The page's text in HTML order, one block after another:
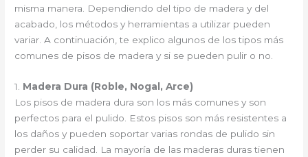
misma manera. Dependiendo del tipo de madera y del
acabado, los métodos y herramientas a utilizar pueden
variar. A continuación, te explico algunos de los tipos más
comunes de pisos de madera y si se pueden pulir o no.
1. Madera Dura (Roble, Nogal, Arce)
Los pisos de madera dura son los más comunes y son
perfectos para el pulido. Estos pisos son más resistentes a
los daños y pueden soportar varias rondas de pulido sin
perder su calidad. La mayoría de las maderas duras tienen